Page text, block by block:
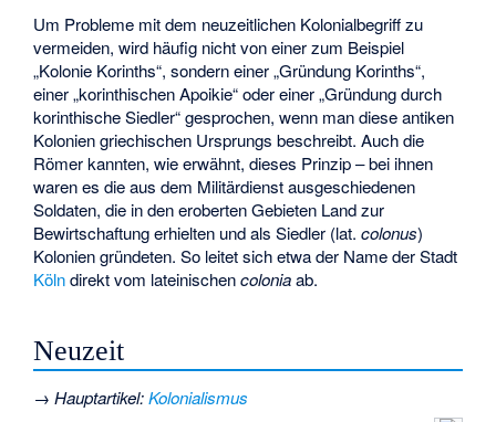
Um Probleme mit dem neuzeitlichen Kolonialbegriff zu
vermeiden, wird häufig nicht von einer zum Beispiel
„Kolonie Korinths“, sondern einer „Gründung Korinths“,
einer „korinthischen Apoikie“ oder einer „Gründung durch
korinthische Siedler“ gesprochen, wenn man diese antiken
Kolonien griechischen Ursprungs beschreibt. Auch die
Römer kannten, wie erwähnt, dieses Prinzip – bei ihnen
waren es die aus dem Militärdienst ausgeschiedenen
Soldaten, die in den eroberten Gebieten Land zur
Bewirtschaftung erhielten und als Siedler (lat.colonus)
Kolonien gründeten. So leitet sich etwa der Name der Stadt
Kölndirekt vom lateinischencoloniaab.
Neuzeit
→Hauptartikel:Kolonialismus